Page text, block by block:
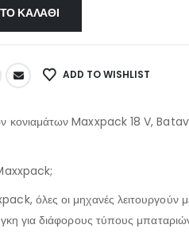
ΚΑΛΆΘΙ
ADD TO WISHLIST
κονιαμάτων Maxxpack 18 V,
όλες οι μηχανές λειτουργούν
για διάφορους τύπους